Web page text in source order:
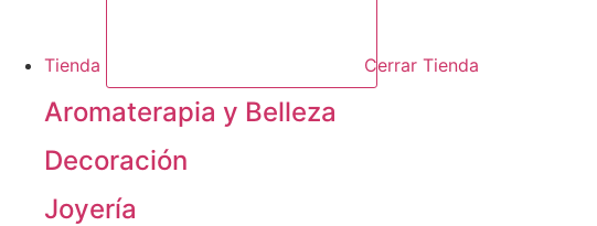
Tienda Cerrar Tienda
Aromaterapia y Belleza
Decoración
Joyería